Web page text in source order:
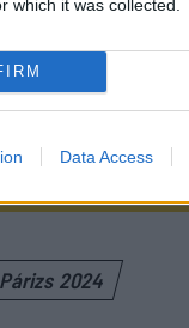
which it was collected.
Data Access
Gréta,
Leimeter Dóra,
Rybanska Natasa,
2024